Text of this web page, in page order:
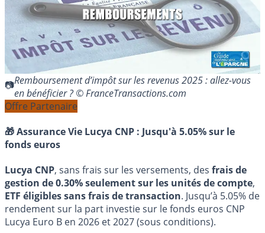
Remboursement d’impôt sur les revenus 2025 : allez-vous
en bénéficier ? © FranceTransactions.com
Offre Partenaire
🎁 Assurance Vie Lucya CNP : Jusqu'à 5.05% sur le
fonds euros
Lucya CNP, sans frais sur les versements, des frais de
gestion de 0.30% seulement sur les unités de compte,
ETF éligibles sans frais de transaction. Jusqu’à 5.05% de
rendement sur la part investie sur le fonds euros CNP
Lucya Euro B en 2026 et 2027 (sous conditions).